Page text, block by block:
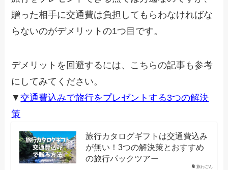
贈った相手に交通費は負担してもらわなければな
らないのがデメリットの1つ目です。
デメリットを回避するには、こちらの記事も参考
にしてみてください。
▼交通費込みで旅行をプレゼントする3つの解決
策
旅わごん
旅行カタログギフトは交通費込み
が無い！3つの解決策とおすすめ
の旅行パックツアー